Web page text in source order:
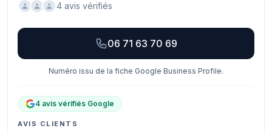
4 avis vérifiés
06 71 63 70 69
Numéro issu de la fiche Google Business Profile.
4 avis vérifiés Google
AVIS CLIENTS